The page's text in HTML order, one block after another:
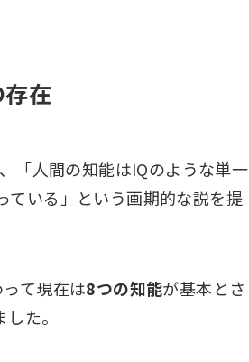
在
「人間の知能はIQのような単一
ている」という画期的な説を提
て現在は8つの知能が基本とさ
た。